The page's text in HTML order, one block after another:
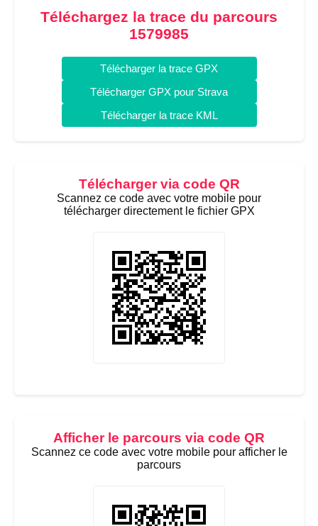
Téléchargez la trace du parcours
1579985
Télécharger la trace GPX
Télécharger GPX pour Strava
Télécharger la trace KML
Télécharger via code QR
Scannez ce code avec votre mobile pour
télécharger directement le fichier GPX
Afficher le parcours via code QR
Scannez ce code avec votre mobile pour afficher le
parcours